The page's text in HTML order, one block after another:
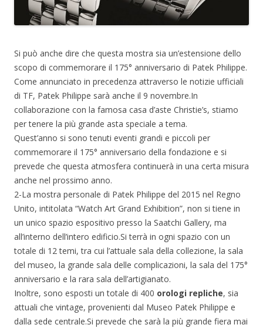
Si può anche dire che questa mostra sia un’estensione dello
scopo di commemorare il 175° anniversario di Patek Philippe.
Come annunciato in precedenza attraverso le notizie ufficiali
di TF, Patek Philippe sarà anche il 9 novembre.In
collaborazione con la famosa casa d’aste Christie’s, stiamo
per tenere la più grande asta speciale a tema.
Quest’anno si sono tenuti eventi grandi e piccoli per
commemorare il 175° anniversario della fondazione e si
prevede che questa atmosfera continuerà in una certa misura
anche nel prossimo anno.
2-La mostra personale di Patek Philippe del 2015 nel Regno
Unito, intitolata “Watch Art Grand Exhibition”, non si tiene in
un unico spazio espositivo presso la Saatchi Gallery, ma
all’interno dell’intero edificio.Si terrà in ogni spazio con un
totale di 12 temi, tra cui l’attuale sala della collezione, la sala
del museo, la grande sala delle complicazioni, la sala del 175°
anniversario e la rara sala dell’artigianato.
Inoltre, sono esposti un totale di 400 orologi repliche, sia
attuali che vintage, provenienti dal Museo Patek Philippe e
dalla sede centrale.Si prevede che sarà la più grande fiera mai